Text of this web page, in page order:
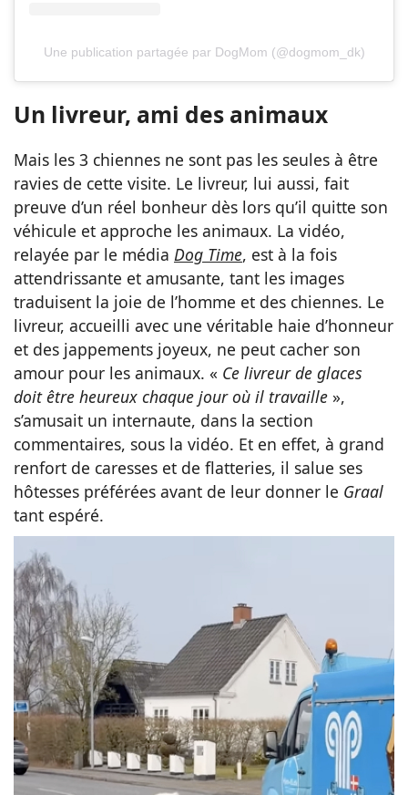
Une publication partagée par DogMom (@dogmom_dk)
Un livreur, ami des animaux
Mais les 3 chiennes ne sont pas les seules à être
ravies de cette visite. Le livreur, lui aussi, fait
preuve d’un réel bonheur dès lors qu’il quitte son
véhicule et approche les animaux. La vidéo,
relayée par le média Dog Time, est à la fois
attendrissante et amusante, tant les images
traduisent la joie de l’homme et des chiennes. Le
livreur, accueilli avec une véritable haie d’honneur
et des jappements joyeux, ne peut cacher son
amour pour les animaux. « Ce livreur de glaces
doit être heureux chaque jour où il travaille »,
s’amusait un internaute, dans la section
commentaires, sous la vidéo. Et en effet, à grand
renfort de caresses et de flatteries, il salue ses
hôtesses préférées avant de leur donner le Graal
tant espéré.